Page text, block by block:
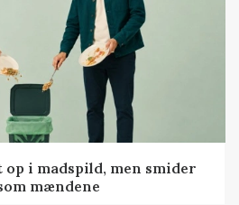
i madspild, men smider
mændene